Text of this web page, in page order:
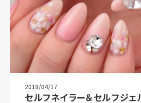
2018/04/17
セルフネイラー＆セルフジ